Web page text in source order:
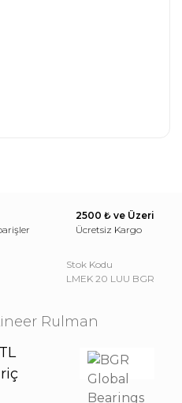
2500 ₺ ve Üzeri
Ücretsiz Kargo
Stok Kodu
LMEK 20 LUU BGR
Rulman